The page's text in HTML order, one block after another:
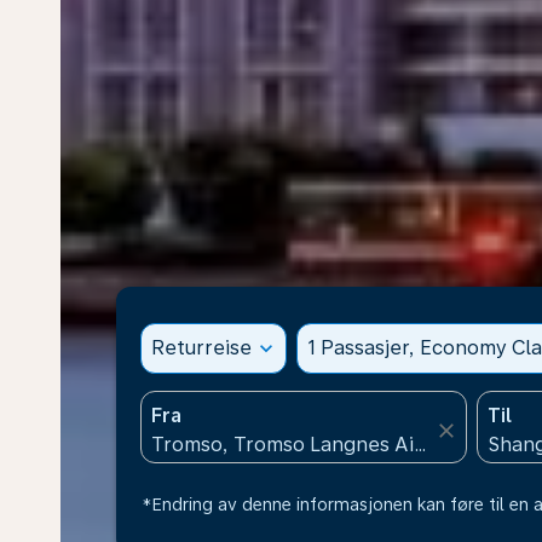
Returreise expand_more 1 Passasjer, Economy
Fra
close
Til
*Endring av denne informasjonen kan føre til en